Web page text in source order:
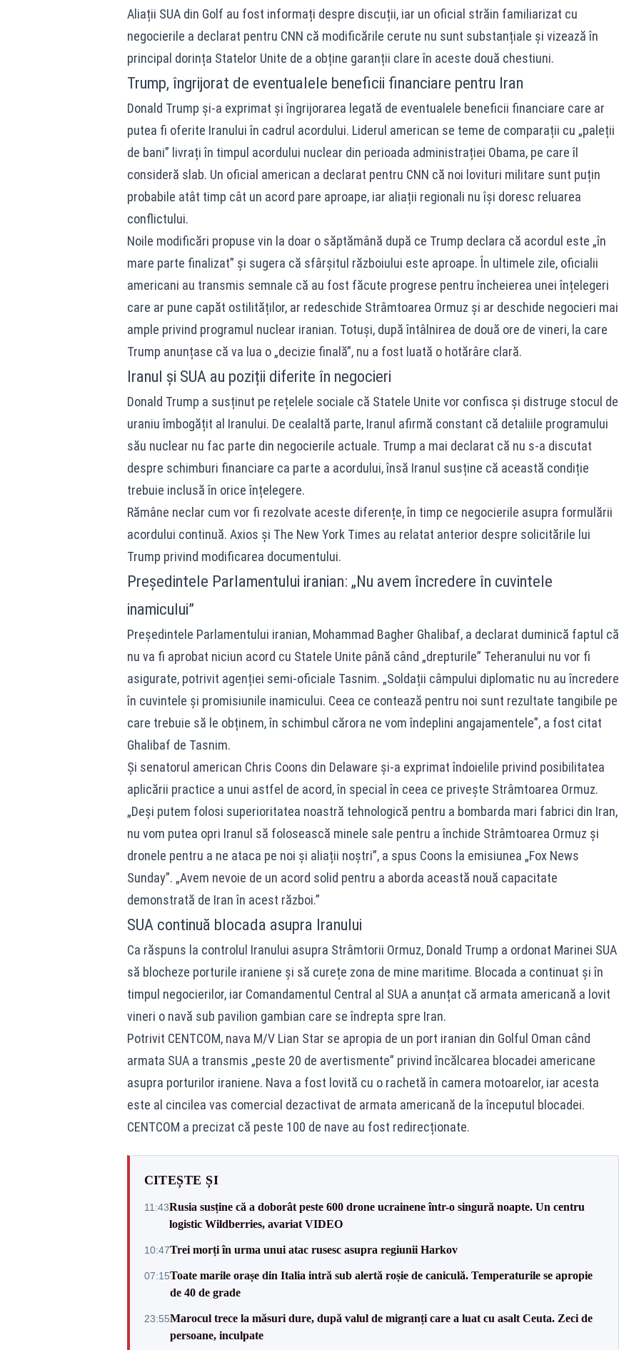
Aliații SUA din Golf au fost informați despre discuții, iar un oficial străin familiarizat cu
negocierile a declarat pentru CNN că modificările cerute nu sunt substanțiale și vizează în
principal dorința Statelor Unite de a obține garanții clare în aceste două chestiuni.
Trump, îngrijorat de eventualele beneficii financiare pentru Iran
Donald Trump și-a exprimat și îngrijorarea legată de eventualele beneficii financiare care ar
putea fi oferite Iranului în cadrul acordului. Liderul american se teme de comparații cu „paleții
de bani” livrați în timpul acordului nuclear din perioada administrației Obama, pe care îl
consideră slab. Un oficial american a declarat pentru CNN că noi lovituri militare sunt puțin
probabile atât timp cât un acord pare aproape, iar aliații regionali nu își doresc reluarea
conflictului.
Noile modificări propuse vin la doar o săptămână după ce Trump declara că acordul este „în
mare parte finalizat” și sugera că sfârșitul războiului este aproape. În ultimele zile, oficialii
americani au transmis semnale că au fost făcute progrese pentru încheierea unei înțelegeri
care ar pune capăt ostilităților, ar redeschide Strâmtoarea Ormuz și ar deschide negocieri mai
ample privind programul nuclear iranian. Totuși, după întâlnirea de două ore de vineri, la care
Trump anunțase că va lua o „decizie finală”, nu a fost luată o hotărâre clară.
Iranul și SUA au poziții diferite în negocieri
Donald Trump a susținut pe rețelele sociale că Statele Unite vor confisca și distruge stocul de
uraniu îmbogățit al Iranului. De cealaltă parte, Iranul afirmă constant că detaliile programului
său nuclear nu fac parte din negocierile actuale. Trump a mai declarat că nu s-a discutat
despre schimburi financiare ca parte a acordului, însă Iranul susține că această condiție
trebuie inclusă în orice înțelegere.
Rămâne neclar cum vor fi rezolvate aceste diferențe, în timp ce negocierile asupra formulării
acordului continuă. Axios și The New York Times au relatat anterior despre solicitările lui
Trump privind modificarea documentului.
Președintele Parlamentului iranian: „Nu avem încredere în cuvintele
inamicului”
Președintele Parlamentului iranian, Mohammad Bagher Ghalibaf, a declarat duminică faptul că
nu va fi aprobat niciun acord cu Statele Unite până când „drepturile” Teheranului nu vor fi
asigurate, potrivit agenției semi-oficiale Tasnim. „Soldații câmpului diplomatic nu au încredere
în cuvintele și promisiunile inamicului. Ceea ce contează pentru noi sunt rezultate tangibile pe
care trebuie să le obținem, în schimbul cărora ne vom îndeplini angajamentele”, a fost citat
Ghalibaf de Tasnim.
Și senatorul american Chris Coons din Delaware și-a exprimat îndoielile privind posibilitatea
aplicării practice a unui astfel de acord, în special în ceea ce privește Strâmtoarea Ormuz.
„Deși putem folosi superioritatea noastră tehnologică pentru a bombarda mari fabrici din Iran,
nu vom putea opri Iranul să folosească minele sale pentru a închide Strâmtoarea Ormuz și
dronele pentru a ne ataca pe noi și aliații noștri”, a spus Coons la emisiunea „Fox News
Sunday”. „Avem nevoie de un acord solid pentru a aborda această nouă capacitate
demonstrată de Iran în acest război.”
SUA continuă blocada asupra Iranului
Ca răspuns la controlul Iranului asupra Strâmtorii Ormuz, Donald Trump a ordonat Marinei SUA
să blocheze porturile iraniene și să curețe zona de mine maritime. Blocada a continuat și în
timpul negocierilor, iar Comandamentul Central al SUA a anunțat că armata americană a lovit
vineri o navă sub pavilion gambian care se îndrepta spre Iran.
Potrivit CENTCOM, nava M/V Lian Star se apropia de un port iranian din Golful Oman când
armata SUA a transmis „peste 20 de avertismente” privind încălcarea blocadei americane
asupra porturilor iraniene. Nava a fost lovită cu o rachetă în camera motoarelor, iar acesta
este al cincilea vas comercial dezactivat de armata americană de la începutul blocadei.
CENTCOM a precizat că peste 100 de nave au fost redirecționate.
CITEȘTE ȘI
11:43Rusia susține că a doborât peste 600 drone ucrainene într-o singură noapte. Un centru
logistic Wildberries, avariat VIDEO
10:47Trei morți în urma unui atac rusesc asupra regiunii Harkov
07:15Toate marile orașe din Italia intră sub alertă roșie de caniculă. Temperaturile se apropie
de 40 de grade
23:55Marocul trece la măsuri dure, după valul de migranți care a luat cu asalt Ceuta. Zeci de
persoane, inculpate